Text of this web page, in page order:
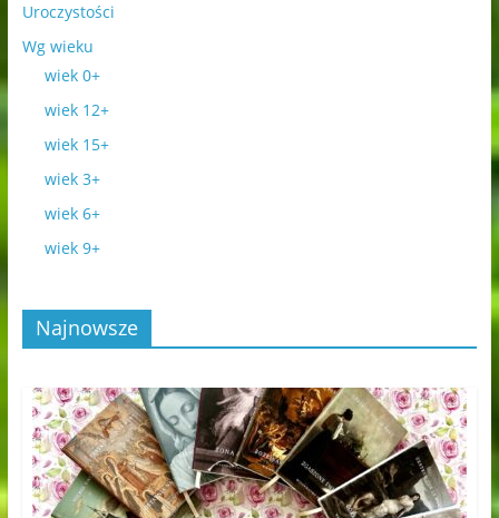
Uroczystości
Wg wieku
wiek 0+
wiek 12+
wiek 15+
wiek 3+
wiek 6+
wiek 9+
Najnowsze